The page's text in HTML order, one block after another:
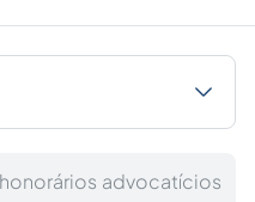
advocatícios